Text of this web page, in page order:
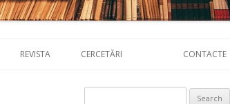
REVISTA CERCETĂRI CONTACTE